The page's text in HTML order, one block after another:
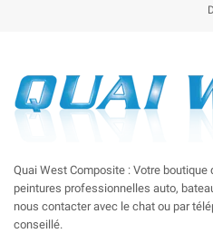
Quai West Composite : Votre
peintures professionnelles auto,
nous contacter avec le chat ou par
conseillé.